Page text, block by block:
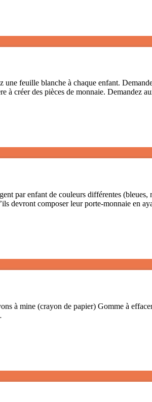
feuille blanche à chaque enfant.
à créer des pièces de monnaie. Demandez
par enfant de couleurs différentes
devront composer leur porte-monnaie en
à mine (crayon de papier) Gomme à